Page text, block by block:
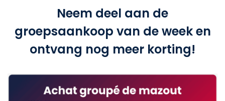
Neem deel aan de
groepsaankoop van de week en
ontvang nog meer korting!